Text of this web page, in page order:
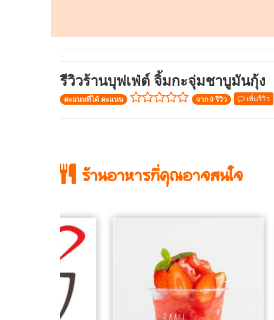
รีวิวร้านบุฟเฟ่ต์ จิ้มกะจุ่มชาบูมันกุ้ง
คะแนนที่ได้ คะแนน จาก 0 รีวิว เพิ่มรีวิว
ร้านอาหารที่คุณอาจสนใจ